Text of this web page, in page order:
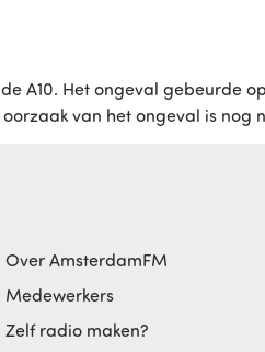
Het ongeval gebeurde
van het ongeval is nog
Over AmsterdamFM
Medewerkers
Zelf radio maken?